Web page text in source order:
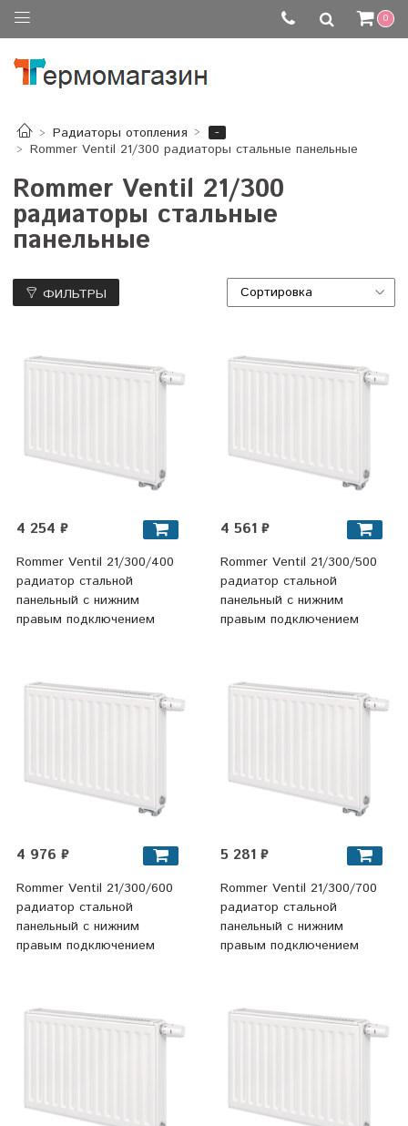
0
Радиаторы отопления
-
Rommer Ventil 21/300 радиаторы стальные панельные
Rommer Ventil 21/300
радиаторы стальные
панельные
ФИЛЬТРЫ
4 254 ₽
Rommer Ventil 21/300/400
радиатор стальной
панельный с нижним
правым подключением
4 561 ₽
Rommer Ventil 21/300/500
радиатор стальной
панельный с нижним
правым подключением
4 976 ₽
Rommer Ventil 21/300/600
радиатор стальной
панельный с нижним
правым подключением
5 281 ₽
Rommer Ventil 21/300/700
радиатор стальной
панельный с нижним
правым подключением